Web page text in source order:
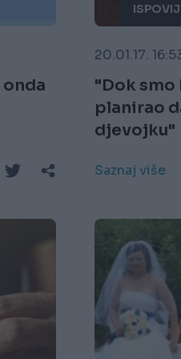
onda
20.01.17.
"Dok smo
planirao
djevojku"
Saznaj više